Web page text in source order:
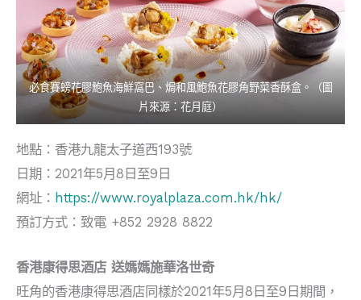
必食賽螃花膠鮑魚海鮮窩巴、焗和風鮑魚花膠角野菜香酥盒。（圖
片來源：花月庭）
地點：香港九龍太子道西193號
日期：2021年5月8日至9日
網址： https://www.royalplaza.com.hk/hk/
預訂方式：致電 +852 2928 8822
香港康得思酒店 送媽媽施華洛世奇
旺角的香港康得思酒店同樣於2021年5月8日至9日期間，